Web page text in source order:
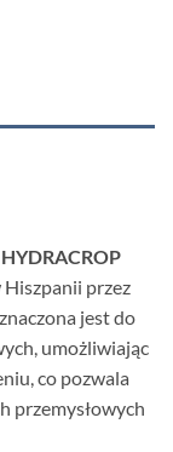
przez
jest do
umożliwiając
co pozwala
przemysłowych